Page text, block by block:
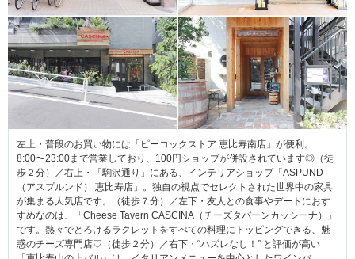
左上・普段のお買い物には「ピーコックストア 恵比寿南店」が便利。
8:00〜23:00まで営業しており、100円ショップが併設されています◎（徒
歩２分）／右上・「駒沢通り」にある、インテリアショップ「ASPUND
（アスプルンド） 恵比寿店」。独自の視点でセレクトされた世界中の家具
が集まる人気店です。（徒歩７分）／左下・友人との食事やデートにおす
すめなのは、「Cheese Tavern CASCINA（チーズタバーンカッシーナ）」
です。熱々でとろけるラクレットをすべての料理にトッピングできる、魅
惑のチーズ専門店♡（徒歩２分）／右下・“ハズレなし！” と評価が高い